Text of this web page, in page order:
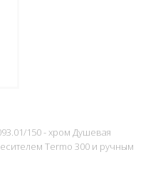
150 - хром Душевая
Termo 300 и ручным